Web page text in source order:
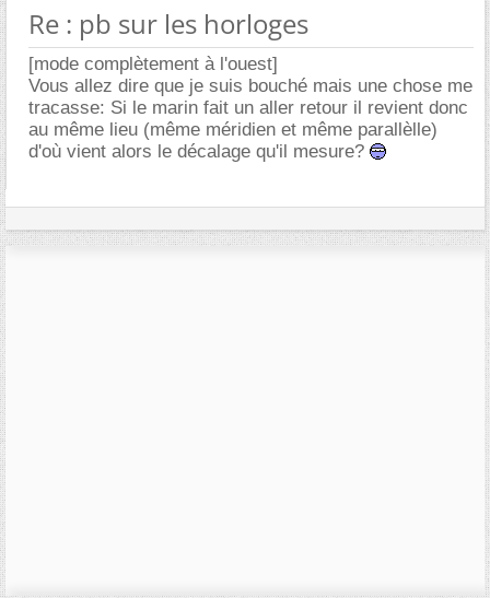
Re : pb sur les horloges
[mode complètement à l'ouest]
Vous allez dire que je suis bouché mais une chose me
tracasse: Si le marin fait un aller retour il revient donc
au même lieu (même méridien et même parallèlle)
d'où vient alors le décalage qu'il mesure?